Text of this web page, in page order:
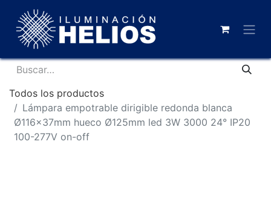
Todos los productos
Lámpara empotrable dirigible redonda blanca
Ø116x37mm hueco Ø125mm led 3W 3000 24° IP20
100-277V on-off